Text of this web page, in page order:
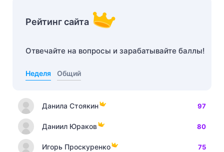
Рейтинг сайта
Отвечайте на вопросы и зарабатывайте баллы!
Неделя Общий
Данила Стоякин 97
Даниил Юраков 80
Игорь Проскуренко 75